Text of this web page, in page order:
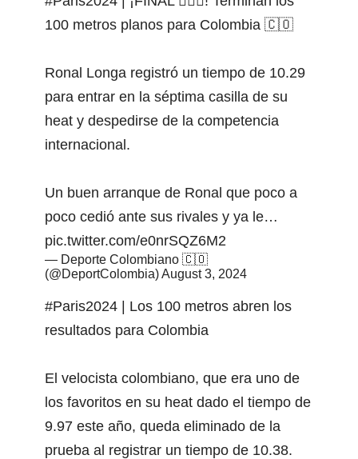
100 metros planos para Colombia 🇨🇴
Ronal Longa registró un tiempo de 10.29
para entrar en la séptima casilla de su
heat y despedirse de la competencia
internacional.
Un buen arranque de Ronal que poco a
poco cedió ante sus rivales y ya le…
pic.twitter.com/e0nrSQZ6M2
— Deporte Colombiano 🇨🇴
(@DeportColombia)August 3, 2024
#Paris2024 | Los 100 metros abren los
resultados para Colombia
El velocista colombiano, que era uno de
los favoritos en su heat dado el tiempo de
9.97 este año, queda eliminado de la
prueba al registrar un tiempo de 10.38.